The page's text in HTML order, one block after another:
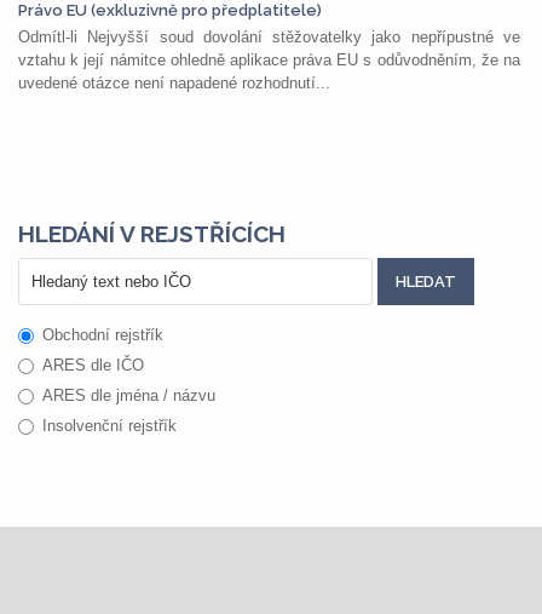
Právo EU (exkluzivně pro předplatitele)
Odmítl-li Nejvyšší soud dovolání stěžovatelky jako nepřípustné ve
vztahu k její námitce ohledně aplikace práva EU s odůvodněním, že na
uvedené otázce není napadené rozhodnutí...
HLEDÁNÍ V REJSTŘÍCÍCH
Obchodní rejstřík
ARES dle IČO
ARES dle jména / názvu
Insolvenční rejstřík